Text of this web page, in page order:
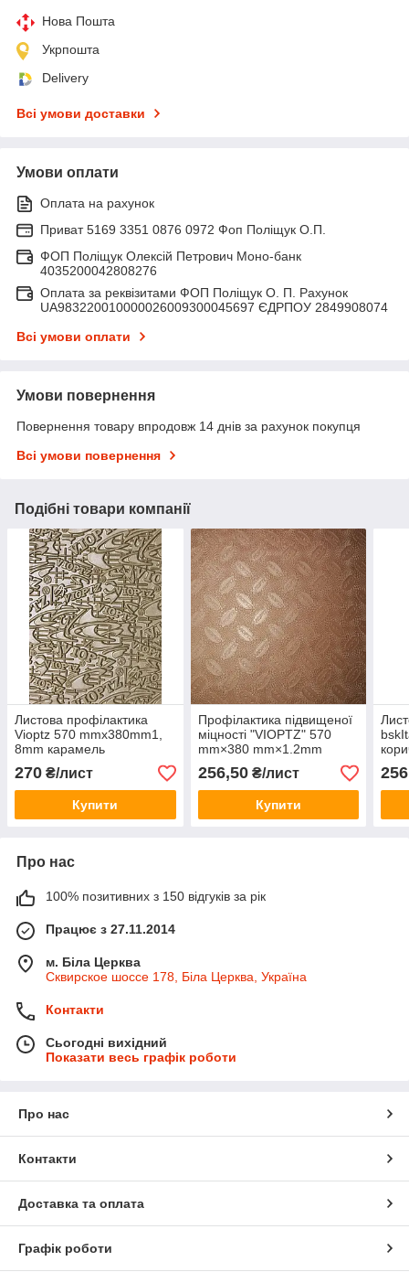
Нова Пошта
Укрпошта
Delivery
Всі умови доставки
Умови оплати
Оплата на рахунок
Приват 5169 3351 0876 0972 Фоп Поліщук О.П.
ФОП Поліщук Олексій Петрович Моно-банк
4035200042808276
Оплата за реквізитами ФОП Поліщук О. П. Рахунок
UA983220010000026009300045697 ЄДРПОУ 2849908074
Всі умови оплати
Умови повернення
Повернення товару впродовж 14 днів за рахунок покупця
Всі умови повернення
Подібні товари компанії
Листова профілактика
Vioptz 570 mmx380mm1,
8mm карамель
270 ₴/лист
Купити
Профілактика підвищеної
міцності "VIOPTZ" 570
mm×380 mm×1.2mm
світло-коричневий
256,50₴/лист
Купити
Про нас
100% позитивних з 150 відгуків за рік
Працює з 27.11.2014
м. Біла Церква
Сквирское шоссе 178, Біла Церква, Україна
Контакти
Сьогодні вихідний
Показати весь графік роботи
Про нас
Контакти
Доставка та оплата
Графік роботи